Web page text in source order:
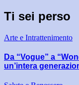
Ti sei perso
Arte e Intrattenimento
Da “Vogue” a
un’intera